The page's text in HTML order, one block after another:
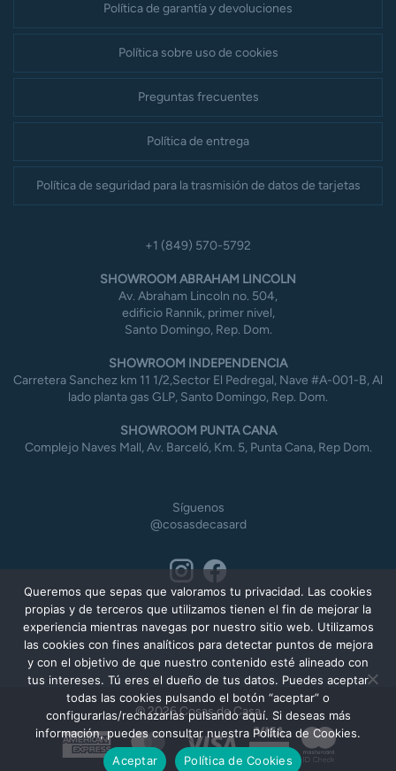
Política de garantía y devoluciones
Política sobre uso de cookies
Preguntas frecuentes
Política de entrega
Política de seguridad para la trasmisión de datos de tarjetas
+1 (849) 570-5792
SHOWROOM ABRAHAM LINCOLN
Av. Abraham Lincoln no. 504,
edificio Rannik, primer nivel,
Santo Domingo, Rep. Dom.
SHOWROOM INDEPENDENCIA
Carretera Sanchez km 11 1/2,Sector El Pedregal, Nave #A-001-B, Al
lado planta gas GLP, Santo Domingo, Rep. Dom.
SHOWROOM PUNTA CANA
Complejo Naves Mall, Av. Barceló, Km. 5, Punta Cana, Rep Dom.
Síguenos
@cosasdecasard
American
Express
MasterCardVisa
© 2026 Cosas de Casa
Queremos que sepas que valoramos tu privacidad. Las cookies
propias y de terceros que utilizamos tienen el fin de mejorar la
experiencia mientras navegas por nuestro sitio web. Utilizamos
las cookies con fines analíticos para detectar puntos de mejora
y con el objetivo de que nuestro contenido esté alineado con
tus intereses. Tú eres el dueño de tus datos. Puedes aceptar
todas las cookies pulsando el botón “aceptar” o
configurarlas/rechazarlas pulsando aquí. Si deseas más
información, puedes consultar nuestra Política de Cookies.
Aceptar
Política de Cookies